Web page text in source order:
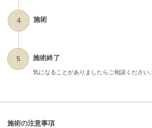
4 施術
5 施術終了
気になることがありましたらご相談ください。
施術の注意事項